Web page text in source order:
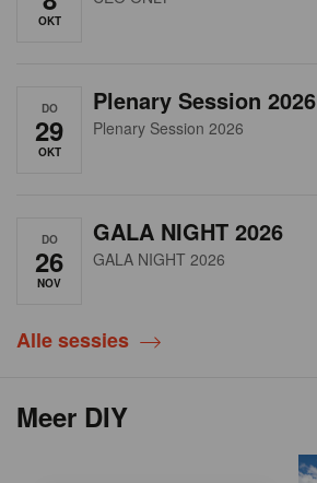
OKT
DO
29
OKT
Plenary Session 2026
Plenary Session 2026
DO
26
NOV
GALA NIGHT 2026
GALA NIGHT 2026
Alle sessies
Meer DIY